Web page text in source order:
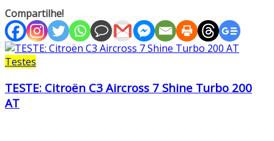
Compartilhe!
Testes
TESTE: Citroën C3 Aircross 7 Shine Turbo 200
AT